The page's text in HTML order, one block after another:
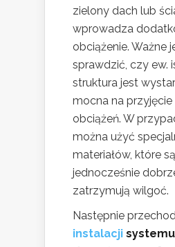
zielony dach lub
wprowadza
obciążenie. Ważne
sprawdzić, czy ew.
struktura jest
mocna na
obciążeń. W
można użyć
materiałów, które
jednocześnie
zatrzymują wilgoć.
Następnie
instalacji systemu